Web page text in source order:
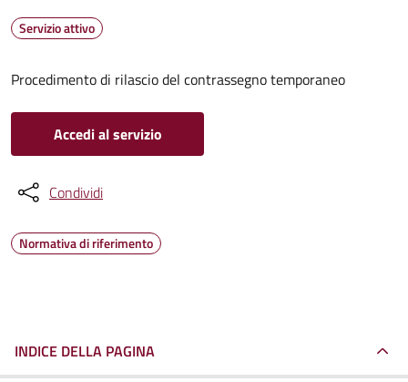
Servizio attivo
Procedimento di rilascio del contrassegno temporaneo
Accedi al servizio
Condividi
Normativa di riferimento
INDICE DELLA PAGINA